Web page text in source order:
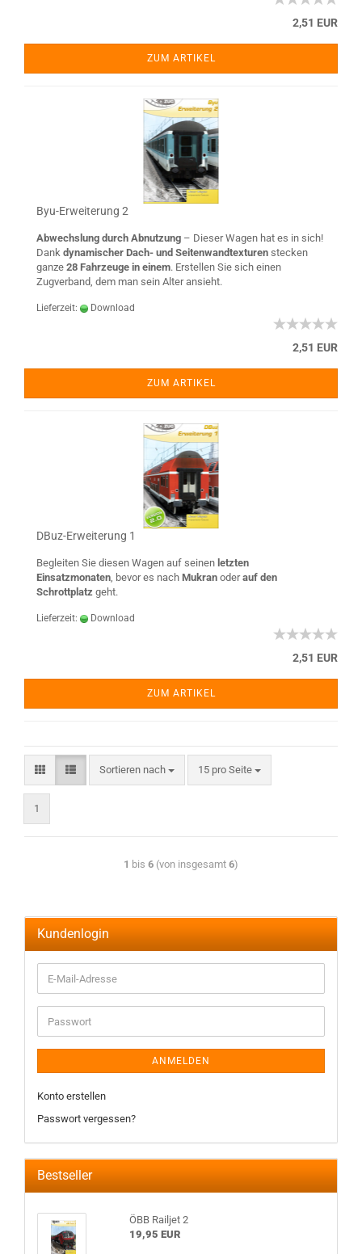
2,51 EUR
ZUM ARTIKEL
Byu-Erweiterung 2
Abwechslung durch Abnutzung – Dieser Wagen hat es in sich!
Dank dynamischer Dach- und Seitenwandtexturen stecken
ganze 28 Fahrzeuge in einem. Erstellen Sie sich einen
Zugverband, dem man sein Alter ansieht.
Lieferzeit: Download
2,51 EUR
ZUM ARTIKEL
DBuz-Erweiterung 1
Begleiten Sie diesen Wagen auf seinen letzten
Einsatzmonaten, bevor es nach Mukran oderauf den
Schrottplatz geht.
Lieferzeit: Download
2,51 EUR
ZUM ARTIKEL
Sortieren nach 15 pro Seite
1
1 bis 6 (von insgesamt 6)
Kundenlogin
ANMELDEN
Konto erstellen
Passwort vergessen?
Bestseller
ÖBB Railjet 2
19,95 EUR